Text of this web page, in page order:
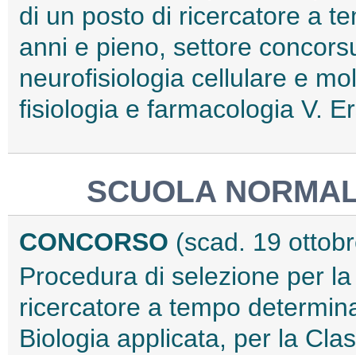
di un posto di ricercatore a
anni e pieno, settore
neurofisiologia cellulare e
fisiologia e farmacologia V.
SCUOLA
CONCORSO (scad. 19
Procedura di selezione per
ricercatore a tempo
Biologia applicata, per la